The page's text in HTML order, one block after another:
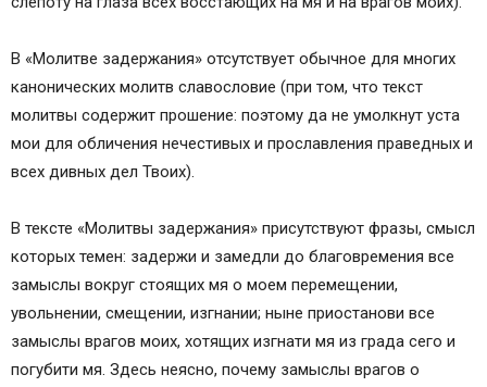
В «Молитве задержания» отсутствует обычное для многих
канонических молитв славословие (при том, что текст
молитвы содержит прошение: поэтому да не умолкнут уста
мои для обличения нечестивых и прославления праведных и
всех дивных дел Твоих).
В тексте «Молитвы задержания» присутствуют фразы, смысл
которых темен: задержи и замедли до благовремения все
замыслы вокруг стоящих мя о моем перемещении,
увольнении, смещении, изгнании; ныне приостанови все
замыслы врагов моих, хотящих изгнати мя из града сего и
погубити мя. Здесь неясно, почему замыслы врагов о